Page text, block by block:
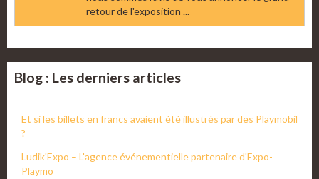
retour de l'exposition ...
Blog : Les derniers articles
Et si les billets en francs avaient été illustrés par des Playmobil
?
Ludik'Expo – L'agence événementielle partenaire d'Expo-
Playmo